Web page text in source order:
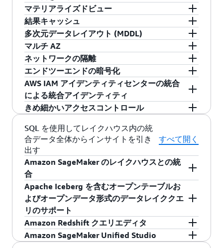
性を備えており、大量のコンピューティングキ
ャパシティを必要とする、パフォーマンスが重
要なワークロードの速度を最大化します。
が削減されます。また、Amazon Redshift では、
LZO、Zstandard などの業界標準のエンコーディ
ングだけでなく、数値と日付/時刻型向けの専用
の圧縮エンコーディング AZ64 も提供しており、
それによりストレージの節約とクエリパフォー
マンスの最適化を実現できます。
パシティを追加することで、一貫したサービス
レベルで事実上無制限の同時ユーザーと同時ク
エリをサポートします。各クラスターは 1 日あ
たり最大 1 時間の無料同時実行スケーリングク
レジットを獲得できるため、コストへの影響を
最小限に抑えてスケーリングできます。これら
の無料クレジットは、97% のお客様の同時実行
性に関するニーズを十分に満たすものです。
わずか数クリックで他の Redshift データウェア
ハウスから Redshift データベースへの書き込み
を開始でき、料金パフォーマンスのニーズに応
じてさまざまなタイプとサイズのウェアハウス
を追加することで、データコラボレーション、
ETL/データ処理ワークロードのコンピューティ
ングの柔軟なスケーリングがさらに可能になり
ます。各ウェアハウスは独自のコンピューティ
ングに対して課金されるため、コンピューティ
ング使用量の透明性が高まり、その結果、コス
トを抑えることができます。
マテリアライズドビュー
Amazon Redshift マテリアライズドビューを使用
すると、ダッシュボード作成やビジネスインテ
リジェンス (BI) ツールからのクエリや、抽出、
変換、ロード (ETL) データ処理ジョブなど、反復
的または予測可能な分析ワークロードのクエリ
パフォーマンスを大幅に向上させることができ
ます。マテリアライズドビューを使用して、デ
ータレイク、ゼロ ETL、データ共有テーブルなど
1 つ以上のテーブルを参照できる SELECT ステー
トメントの事前計算済みの結果を格納および管
理できます。増分更新では、Amazon Redshift は
前回の更新後に発生したベーステーブルまたは
テーブルの変更を識別し、マテリアライズドビ
ュー内の対応するレコードのみを更新します。
増分更新は完全更新よりも短時間で実行され、
ワークロードのパフォーマンスが向上します。
結果キャッシュ
繰り返されるクエリについて、 1 秒未満の応答
時間を実現します。繰り返しクエリを実行する
ダッシュボード、ビジュアライゼーション、お
よび BI ツールでは、パフォーマンスが大幅に向
上します。クエリを実行すると、Amazon
Redshift はキャッシュを検索し、以前の実行で
キャッシュされた結果がないか確認します。キ
ャッシュされている結果が見つかり、データが
変更されていないことがわかると、クエリを再
度実行せずに、キャッシュされている結果を即
座に返します。
多次元データレイアウト (MDDL)
着信クエリフィルター (特定の地域の売上など)
に基づいてデータを自動的にソートすること
で、反復クエリのパフォーマンスを向上させる
新しい強力なテーブルソートメカニズム。この
方法では、従来の方法に比べてテーブルスキャ
ンのパフォーマンスが大幅に向上します。
マルチ AZ
リカバリ時間を短縮し、データを失うことなく
自動的にリカバリできる容量を保証すること
で、リカバリ機能を拡張します。Amazon
Redshift マルチ AZ データウェアハウスは、スタ
ンバイリソースを使用することなく高可用性を
実現することで、パフォーマンスと価値を最大
化し、可用性を 99.99% の SLA 水準に引き上げ
ます。
ネットワークの隔離
Amazon Redshift では、ファイアウォールルール
を設定して、データウェアハウスクラスターに
対するネットワークアクセスを制御できます。
Amazon Redshift を Amazon Virtual Private
Cloud (Amazon VPC) の中で実行することもで
き、このようにするとデータウェアハウスクラ
スターはお客様専用の仮想ネットワーク内に隔
離されます。このクラスターをお客様の既存の
IT インフラストラクチャに接続するには、業界
標準の暗号化 IPsec VPN を使用します。
エンドツーエンドの暗号化
いくつかのパラメータを設定するだけで、
Amazon Redshift が、転送中のデータの保護には
TLS、保管中のデータの保護にはハードウェアア
クセラレーション対応の AES-256 暗号化を使用
するように設定できます。保管中のデータの暗
号化を有効化する場合、ディスクに書き込まれ
たすべてのデータはあらゆるバックアップと同
じように暗号化されます。Amazon Redshift はデ
フォルトでキー管理を行います。
AWS IAM アイデンティティセンターの統合
による統合アイデンティティ
IAM アイデンティティセンターとの統合によ
り、組織は Amazon Redshift、Amazon
QuickSight、および AWS Lake Formation間の信
頼できる ID 伝播をサポートできます。お客様
は、Microsoft Entra ID、Okta、Ping、OneLogin
などのサードパーティー ID プロバイダー (IdP)
を利用して、組織のアイデンティティを使って
QuickSight や Amazon Redshift クエリエディ
タ、サードパーティー BI ツールや SQL エディタ
から、シングルサインオンで Amazon Redshift
にアクセスできます。管理者は、サードパーテ
きめ細かいアクセスコントロール
詳細な行および列レベルのセキュリティコント
ロールにより、ユーザーはアクセスできる必要
があるデータのみを表示できます。Amazon
Redshift は AWS Lake Formation と統合されてお
り、Lake Formation の列レベルのアクセスコン
トロールが、データレイク内のデータに対する
Redshift クエリにも適用されます。Amazon
Redshift のデータ共有は、Lake Formation によ
る一元化されたアクセスコントロールをサポー
トし、Amazon Redshift から共有されるデータの
SQL を使用してレイクハウス内の統
合データ全体からインサイトを引き
出す
すべて開く
Amazon SageMaker のレイクハウスとの統
合
Amazon Redshift と、Amazon SageMaker 内のレ
イクハウスとの統合により、SQL を使用してす
べての統合データを分析できます。Amazon
Simple Storage Service (Amazon S3) のデータを
オープンフォーマットでクエリできるため、デ
Apache Iceberg を含むオープンテーブルお
よびオープンデータ形式のデータレイククエ
リのサポート
Amazon Redshift は、Apache Iceberg、Apache
Hudi、Delta Lake のテーブル形式で使い慣れた
Amazon Redshift クエリエディタ
SQL を使用すると、データ探索と分析のための
Amazon SageMaker Unified Studio